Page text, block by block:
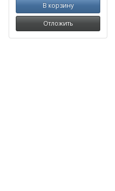
В корзину
Отложить